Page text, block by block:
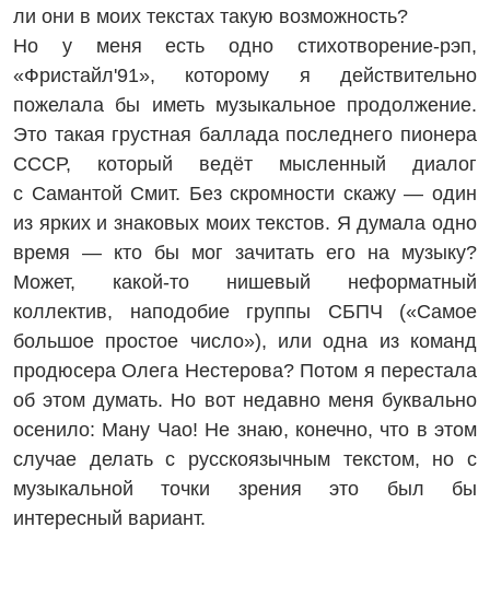
ли они в моих текстах такую возможность?
Но у меня есть одно стихо­творение-рэп,
«Фристайл'91», которому я действительно
пожелала бы иметь музыкальное продолжение.
Это такая грустная баллада последнего пионера
СССР, который ведёт мысленный диалог
с Самантой Смит. Без скромности скажу — один
из ярких и знаковых моих текстов. Я думала одно
время — кто бы мог зачитать его на музыку?
Может, какой-то нишевый неформатный
коллектив, наподобие группы СБПЧ («Самое
большое простое число»), или одна из команд
продюсера Олега Нестерова? Потом я перестала
об этом думать. Но вот недавно меня буквально
осенило: Ману Чао! Не знаю, конечно, что в этом
случае делать с русскоязычным текстом, но с
музыкальной точки зрения это был бы
интересный вариант.